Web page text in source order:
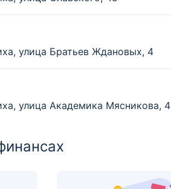
улица Братьев Ждановых, 4
улица Академика Мясникова, 4